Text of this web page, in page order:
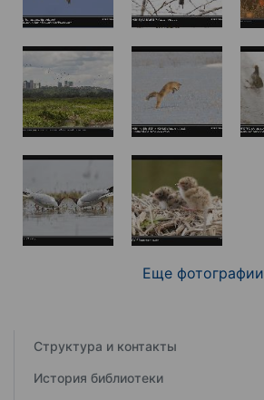
Еще фотографии
Структура и контакты
История библиотеки